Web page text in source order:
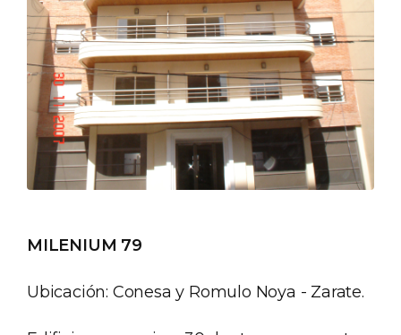
MILENIUM 79
Ubicación: Conesa y Romulo Noya - Zarate.